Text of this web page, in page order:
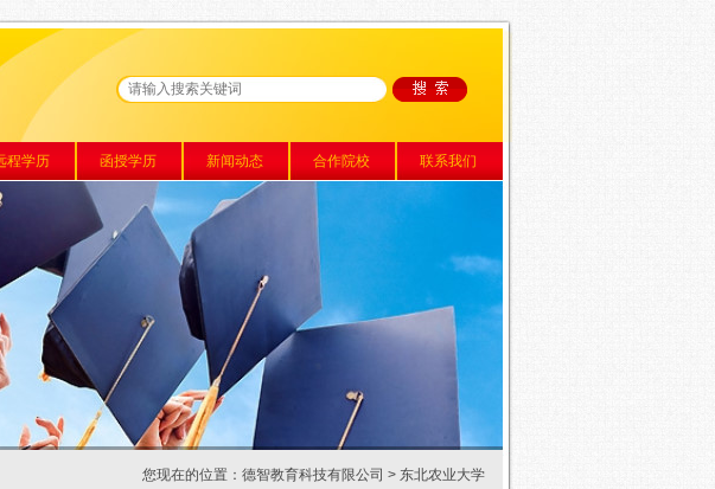
程学历 函授学历 新闻动态 合作院校 联系我们
您现在的位置： 德智教育科技有限公司 > 东北农业大学